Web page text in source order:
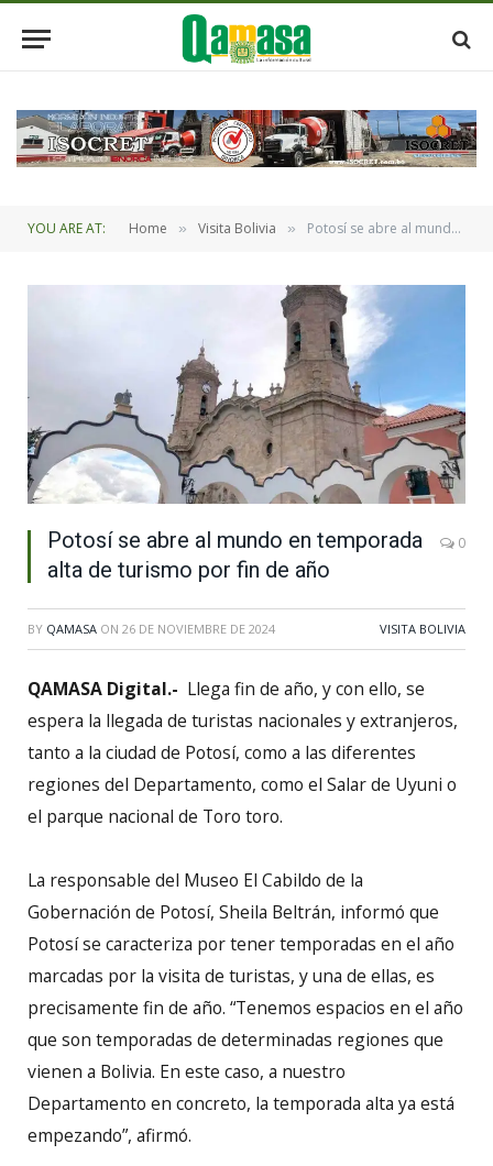
YOU ARE AT: Home » Visita Bolivia » Potosí se abre al mundo en temporada alta de turismo por fin de año
Potosí se abre al mundo en temporada
alta de turismo por fin de año
0
BY QAMASA ON 26 DE NOVIEMBRE DE 2024 VISITA BOLIVIA
QAMASA Digital.- Llega fin de año, y con ello, se
espera la llegada de turistas nacionales y extranjeros,
tanto a la ciudad de Potosí, como a las diferentes
regiones del Departamento, como el Salar de Uyuni o
el parque nacional de Toro toro.
La responsable del Museo El Cabildo de la
Gobernación de Potosí, Sheila Beltrán, informó que
Potosí se caracteriza por tener temporadas en el año
marcadas por la visita de turistas, y una de ellas, es
precisamente fin de año. “Tenemos espacios en el año
que son temporadas de determinadas regiones que
vienen a Bolivia. En este caso, a nuestro
Departamento en concreto, la temporada alta ya está
empezando”, afirmó.